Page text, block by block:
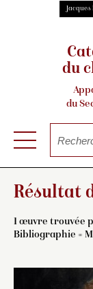
du
du
Résultat
1 œuvre trouvée
Bibliographie =